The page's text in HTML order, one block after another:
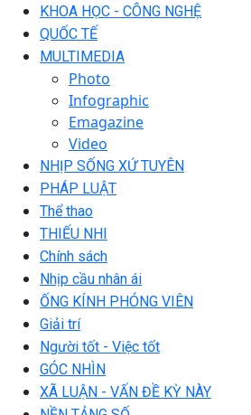
KHOA HỌC - CÔNG NGHỆ
QUỐC TẾ
MULTIMEDIA
Photo
Infographic
Emagazine
Video
NHỊP SỐNG XỨ TUYÊN
PHÁP LUẬT
Thể thao
THIẾU NHI
Chính sách
Nhịp cầu nhân ái
ỐNG KÍNH PHÓNG VIÊN
Giải trí
Người tốt - Việc tốt
GÓC NHÌN
XÃ LUẬN - VẤN ĐỀ KỲ NÀY